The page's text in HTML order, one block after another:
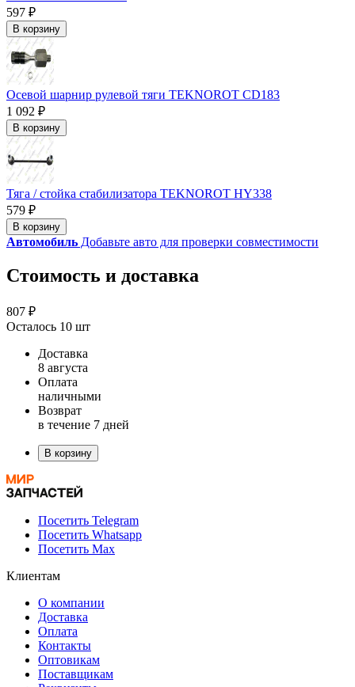
597 ₽
В корзину
Осевой шарнир рулевой тяги TEKNOROT CD183
1 092 ₽
В корзину
Тяга / стойка стабилизатора TEKNOROT HY338
579 ₽
В корзину
Автомобиль Добавьте авто для проверки совместимости
Стоимость и доставка
807 ₽
Осталось 10 шт
Доставка
8 августа
Оплата
наличными
Возврат
в течение 7 дней
В корзину
Посетить Telegram
Посетить Whatsapp
Посетить Max
Клиентам
О компании
Доставка
Оплата
Контакты
Оптовикам
Поставщикам